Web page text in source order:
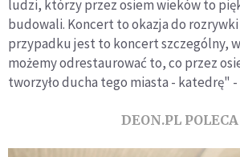
ludzi, którzy przez osiem wieków to
budowali. Koncert to okazja do
przypadku jest to koncert szczególny,
możemy odrestaurować to, co przez
tworzyło ducha tego miasta - katedrę" -
DEON.PL POLECA